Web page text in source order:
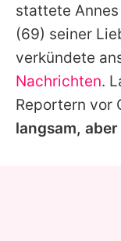
stattete Annes
(69) seiner
verkündete
Nachrichten.
Reportern vor
langsam,